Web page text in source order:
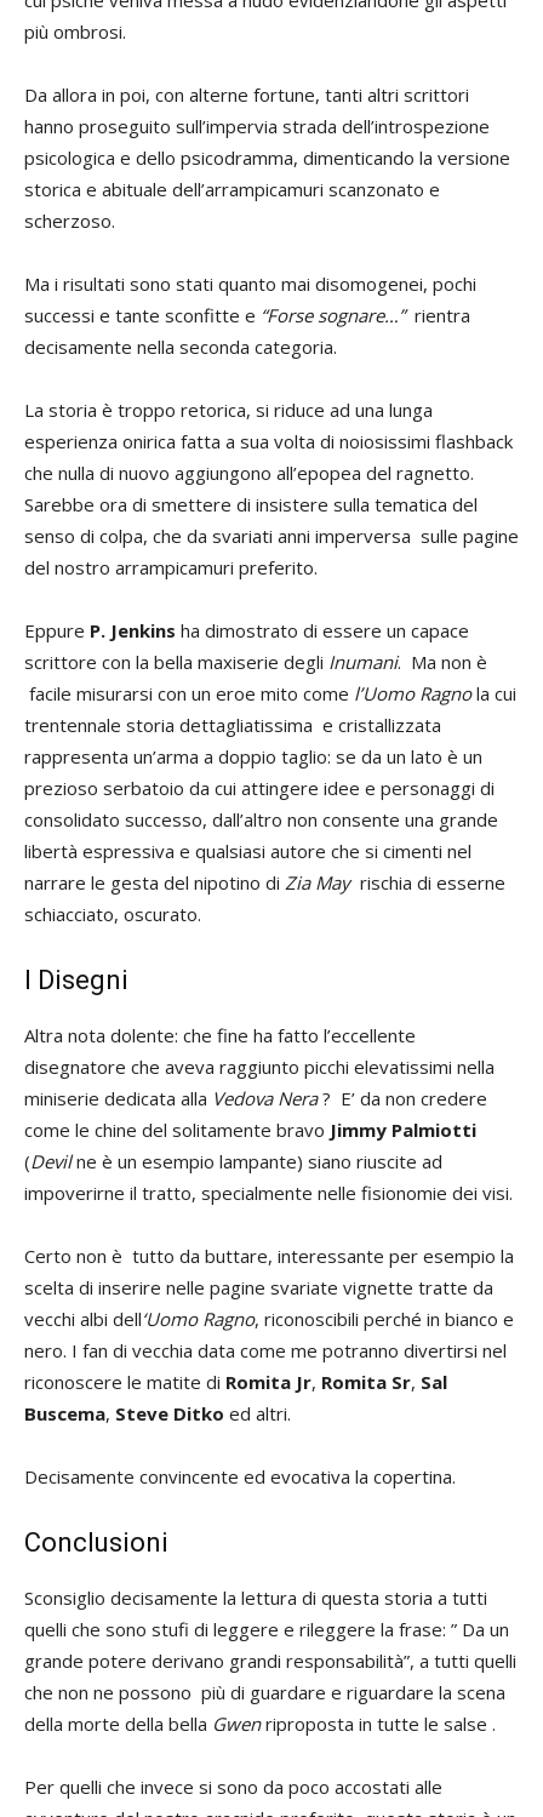
più ombrosi.
Da allora in poi, con alterne fortune, tanti altri scrittori
hanno proseguito sull’impervia strada dell’introspezione
psicologica e dello psicodramma, dimenticando la versione
storica e abituale dell’arrampicamuri scanzonato e
scherzoso.
Ma i risultati sono stati quanto mai disomogenei, pochi
successi e tante sconfitte e “Forse sognare…”rientra
decisamente nella seconda categoria.
La storia è troppo retorica, si riduce ad una lunga
esperienza onirica fatta a sua volta di noiosissimi flashback
che nulla di nuovo aggiungono all’epopea del ragnetto.
Sarebbe ora di smettere di insistere sulla tematica del
senso di colpa, che da svariati anni imperversa sulle pagine
del nostro arrampicamuri preferito.
Eppure P. Jenkins ha dimostrato di essere un capace
scrittore con la bella maxiserie degli Inumani. Ma non è
facile misurarsi con un eroe mito come l’Uomo Ragnola cui
trentennale storia dettagliatissima e cristallizzata
rappresenta un’arma a doppio taglio: se da un lato è un
prezioso serbatoio da cui attingere idee e personaggi di
consolidato successo, dall’altro non consente una grande
libertà espressiva e qualsiasi autore che si cimenti nel
narrare le gesta del nipotino di Zia Mayrischia di esserne
schiacciato, oscurato.
I Disegni
Altra nota dolente: che fine ha fatto l’eccellente
disegnatore che aveva raggiunto picchi elevatissimi nella
miniserie dedicata alla Vedova Nera? E’ da non credere
come le chine del solitamente bravo Jimmy Palmiotti
(Devilne è un esempio lampante) siano riuscite ad
impoverirne il tratto, specialmente nelle fisionomie dei visi.
Certo non è tutto da buttare, interessante per esempio la
scelta di inserire nelle pagine svariate vignette tratte da
vecchi albi dell‘Uomo Ragno, riconoscibili perché in bianco e
nero. I fan di vecchia data come me potranno divertirsi nel
riconoscere le matite di Romita Jr, Romita Sr, Sal
Buscema, Steve Ditko ed altri.
Decisamente convincente ed evocativa la copertina.
Conclusioni
Sconsiglio decisamente la lettura di questa storia a tutti
quelli che sono stufi di leggere e rileggere la frase: ” Da un
grande potere derivano grandi responsabilità”, a tutti quelli
che non ne possono più di guardare e riguardare la scena
della morte della bella Gwenriproposta in tutte le salse .
Per quelli che invece si sono da poco accostati alle